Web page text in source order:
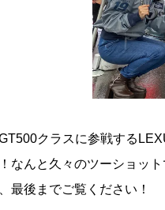
クラスに参戦する
なんと久々のツーショッ
最後までご覧ください！